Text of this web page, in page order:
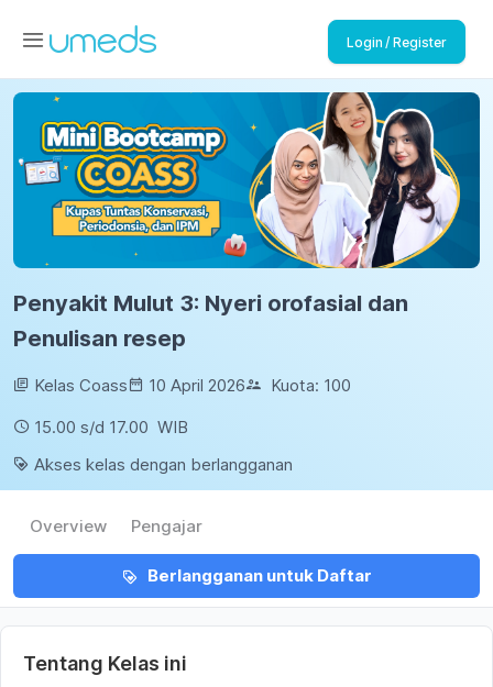
Login / Register
Penyakit Mulut 3: Nyeri orofasial dan
Penulisan resep
Kelas Coass 10 April 2026 Kuota: 100
15.00 s/d 17.00 WIB
Akses kelas dengan berlangganan
Overview Pengajar
Berlangganan untuk Daftar
Tentang Kelas ini